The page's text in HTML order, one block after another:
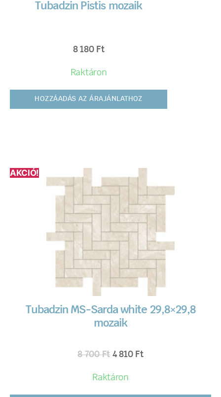
Tubadzin Pistis mozaik
8 180 Ft
Raktáron
HOZZÁADÁS AZ ÁRAJÁNLATHOZ
AKCIÓ!
Tubadzin MS-Sarda white 29,8×29,8
mozaik
8 700Ft 4 810 Ft
Raktáron